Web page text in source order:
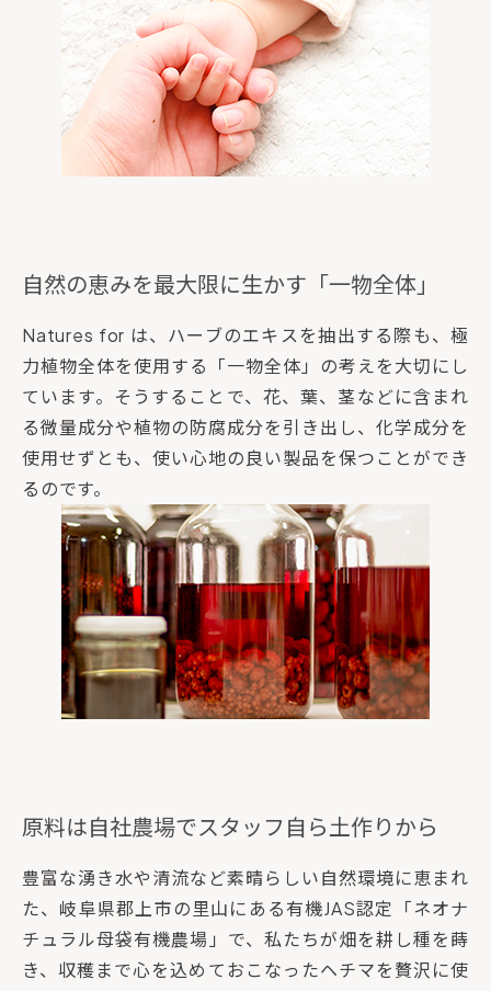
自然の恵みを最大限に生かす「一物全体」
Natures for は、ハーブのエキスを抽出する際も、極
力植物全体を使用する「一物全体」の考えを大切にし
ています。そうすることで、花、葉、茎などに含まれ
る微量成分や植物の防腐成分を引き出し、化学成分を
使用せずとも、使い心地の良い製品を保つことができ
るのです。
原料は自社農場でスタッフ自ら土作りから
豊富な湧き水や清流など素晴らしい自然環境に恵まれ
た、岐阜県郡上市の里山にある有機JAS認定「ネオナ
チュラル母袋有機農場」で、私たちが畑を耕し種を蒔
き、収穫まで心を込めておこなったヘチマを贅沢に使